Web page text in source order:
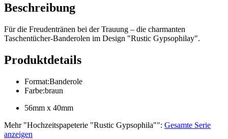
Beschreibung
Für die Freudentränen bei der Trauung – die charmanten
Taschentücher-Banderolen im Design "Rustic Gypsophilay".
Produktdetails
Format:Banderole
Farbe:braun
56mm x 40mm
Mehr"Hochzeitspapeterie "Rustic Gypsophila"": Gesamte Serie
anzeigen